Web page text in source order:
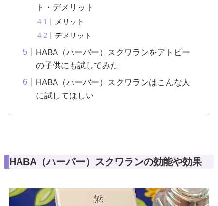
ト・デメリット
メリット
デメリット
HABA（ハーバー）スクワランをアトピー
の子供にも試してみた
HABA（ハーバー）スクワランはこんな人
に試してほしい
HABA（ハーバー）スクワランの効能や効果